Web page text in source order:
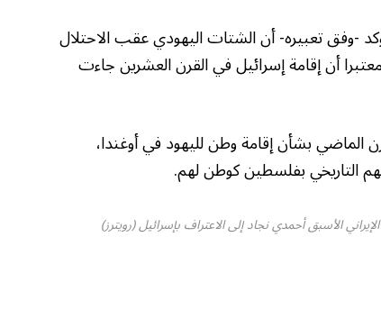
-وفق تعبيره- أن الشتات اليهودي عقب الاحتلال
أن إقامة إسرائيل في القرن العشرين جاءت
الماضي بشأن إقامة وطن لليهود في أوغندا،
التاريخي بفلسطين كوطن لهم.
الأسبق أحمدي نجاد إلى الاعتراف بإسرائيل (رويترز)